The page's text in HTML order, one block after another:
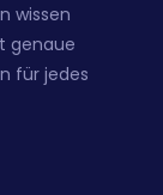
wissen
genaue
für jedes